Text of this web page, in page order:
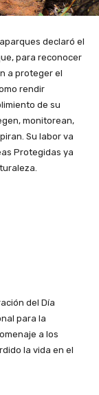
declaró el
para reconocer
a proteger el
rendir
de su
monitorean,
Su labor va
Protegidas ya
del Día
para la
a los
la vida en el